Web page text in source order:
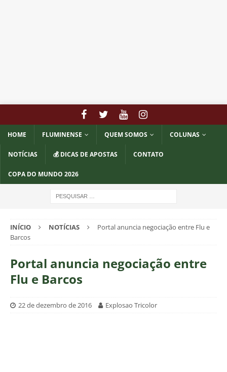
HOME FLUMINENSE QUEM SOMOS COLUNAS
NOTÍCIAS 💰 DICAS DE APOSTAS CONTATO
COPA DO MUNDO 2026
INÍCIO NOTÍCIAS
Portal anuncia negociação entre Flu e
Barcos
Portal anuncia negociação entre
Flu e Barcos
22 de dezembro de 2016 Explosao Tricolor